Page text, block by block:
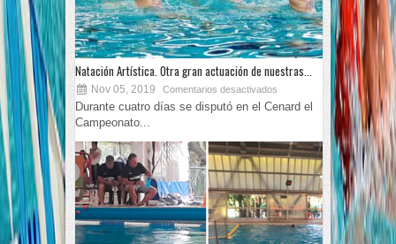
Natación Artística. Otra gran actuación de nuestras...
Nov 05, 2019 Comentarios desactivados
Durante cuatro días se disputó en el Cenard el
Campeonato...